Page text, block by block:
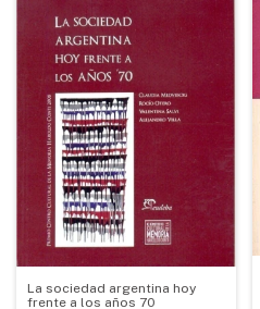
La sociedad argentina hoy
frente a los años 70